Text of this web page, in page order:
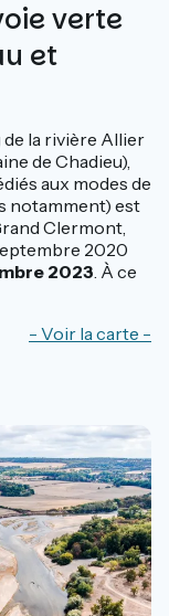
verte
et
de la rivière Allier
de Chadieu),
aux modes de
notamment) est
Clermont,
2020
2023. À ce
- Voir la carte -